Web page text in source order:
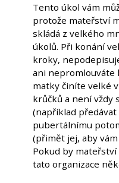
Tento úkol vám
protože mateřství
skládá z velkého
úkolů. Při konání
kroky,
ani nepromlouváte
matky činíte velké
krůčků a není vždy
(například
pubertálnímu
(přimět jej, aby
Pokud by mateřství
tato organizace